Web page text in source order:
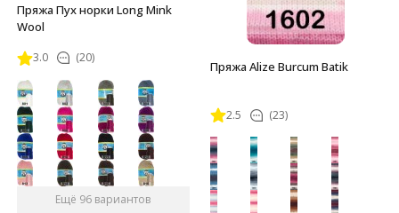
Пряжа Пух норки Long Mink
Wool
3.0 (20)
Ещё 96 вариантов
Пряжа Alize Burcum Batik
2.5 (23)